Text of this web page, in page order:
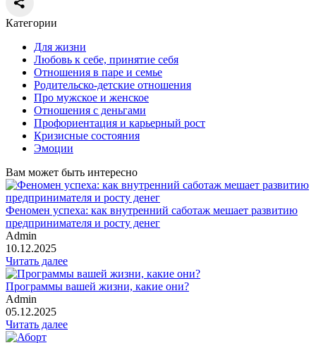
Категории
Для жизни
Любовь к себе, принятие себя
Отношения в паре и семье
Родительско-детские отношения
Про мужское и женское
Отношения с деньгами
Профориентация и карьерный рост
Кризисные состояния
Эмоции
Вам может быть интересно
Феномен успеха: как внутренний саботаж мешает развитию
предпринимателя и росту денег
Admin
10.12.2025
Читать далее
Программы вашей жизни, какие они?
Admin
05.12.2025
Читать далее